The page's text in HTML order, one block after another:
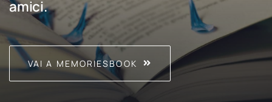
amici.
VAI A MEMORIESBOOK